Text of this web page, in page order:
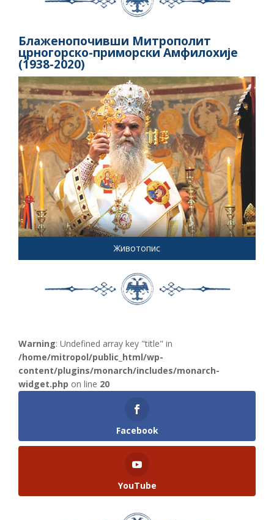
Блаженопочивши Митрополит
црногорско-приморски Амфилохије
(1938-2020)
Животопис
Warning: Undefined array key "title" in
/home/mitropol/public_html/wp-
content/plugins/monarch/includes/monarch-
widget.php on line 20
Facebook
YouTube